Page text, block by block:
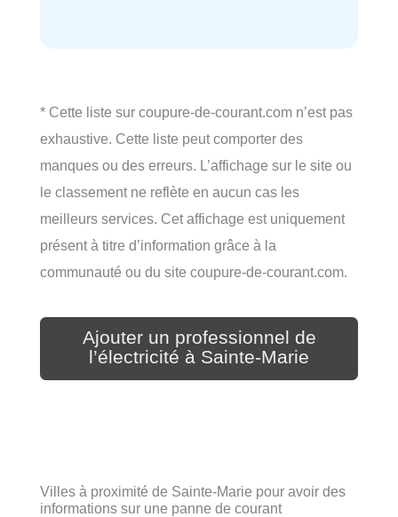
* Cette liste sur coupure-de-courant.com n’est pas
exhaustive. Cette liste peut comporter des
manques ou des erreurs. L’affichage sur le site ou
le classement ne reflète en aucun cas les
meilleurs services. Cet affichage est uniquement
présent à titre d’information grâce à la
communauté ou du site coupure-de-courant.com.
Ajouter un professionnel de
l’électricité à Sainte-Marie
Villes à proximité de Sainte-Marie pour avoir des
informations sur une panne de courant